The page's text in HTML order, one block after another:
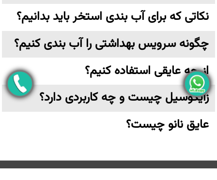
نکاتی که برای آب بندی استخر باید بدانیم؟
چگونه سرویس بهداشتی را آب بندی کنیم؟
از چه عایقی استفاده کنیم؟
زایکوسیل چیست و چه کاربردی دارد؟
عایق نانو چیست؟